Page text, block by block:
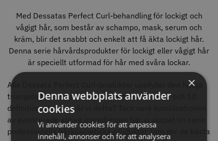
Med Dessatas Perfect Curl-behandling för lockigt och
vågigt hår, som består av schampo, mask, serum och
kräm, blir det snabbt och enkelt att få äkta lockigt hår.
Denna serie hårvårdsprodukter för lockigt eller vågigt hår
är speciellt utformad för hår med svåra lockar.
Alla Dessata Perfect Curl-produkter uppfyller den heliga
triangeln för denna hårtyp: 0 viktförlust, 0 frizz och 10
definition. Hur uppnår vi detta? Tack vare kombinationen
av avancerade aktiva ingredienser har vi skapat en serie
professionella hårkosmetiska produkter som ger de bästa
29.00 kr
Info Köp Info
×
Denna webbplats använder
cookies
Vi använder cookies för att anpassa
innehåll, annonser och för att analysera